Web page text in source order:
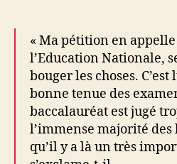
« Ma pétition en
l’Education Nationale,
bouger les choses.
bonne tenue des
baccalauréat est jugé
l’immense majorité des
qu’il y a là un très